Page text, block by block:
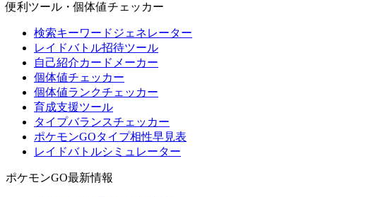
便利ツール・個体値チェッカー
検索キーワードジェネレーター
レイドバトル招待ツール
自己紹介カードメーカー
個体値チェッカー
個体値ランクチェッカー
育成支援ツール
タイプバランスチェッカー
ポケモンGOタイプ相性早見表
レイドバトルシミュレーター
ポケモンGO最新情報